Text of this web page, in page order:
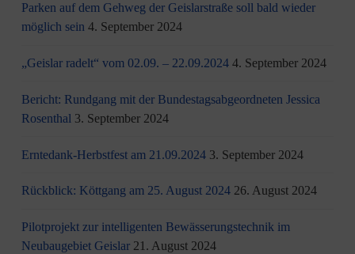
Parken auf dem Gehweg der Geislarstraße soll bald wieder
möglich sein 4. September 2024
„Geislar radelt“ vom 02.09. – 22.09.2024 4. September 2024
Bericht: Rundgang mit der Bundestagsabgeordneten Jessica
Rosenthal 3. September 2024
Erntedank-Herbstfest am 21.09.2024 3. September 2024
Rückblick: Köttgang am 25. August 2024 26. August 2024
Pilotprojekt zur intelligenten Bewässerungstechnik im
Neubaugebiet Geislar 21. August 2024